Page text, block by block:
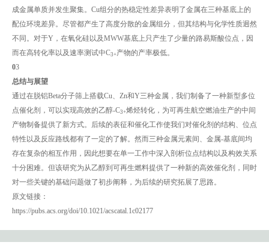
成金属单质并发生聚集。Cu组分的热稳定性差异表明了金属在三种基底上的
配位环境差异。尽管都产生了高度分散的金属组分，但其结构与化学性质迥然
不同。对于Y，在氧化硅以及MWW基底上只产生了少量的路易斯酸位点，因
而在高转化率以及速率测试中C3+产物的产率极低。
03
总结与展望
通过在脱铝Beta分子筛上搭载Cu、Zn和Y三种金属，我们制备了一种新型多位
点催化剂，可以实现高效的乙醇-C3+烯烃转化，为可再生航空燃油生产的中间
产物制备提供了新方式。后续的表征和催化工作使我们对催化剂的结构、位点
特性以及反应路线都有了一定的了解。然而三种金属元素间、金属-基底间均
存在复杂的相互作用，因此想要在单一工作中深入剖析位点结构以及构效关系
十分困难。但该研究为从乙醇到可再生燃料提供了一种新的高效催化剂，同时
对一些关键的基础问题做了初步阐释，为后续的研究拓展了思路。
原文链接：
https://pubs.acs.org/doi/10.1021/acscatal.1c02177